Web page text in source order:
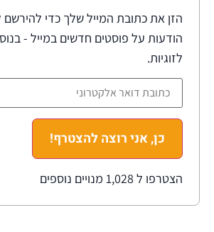
הזן את כתובת המייל שלך כדי
הודעות על פוסטים חדשים במייל -
לזוגיות.
כן, אני רוצה להצטרף!
הצטרפו ל 1,028 מנויים נוספים